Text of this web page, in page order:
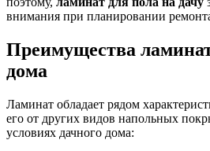
внимания при планировании
Преимущества
дома
Ламинат обладает рядом
его от других видов напольных
условиях дачного дома: